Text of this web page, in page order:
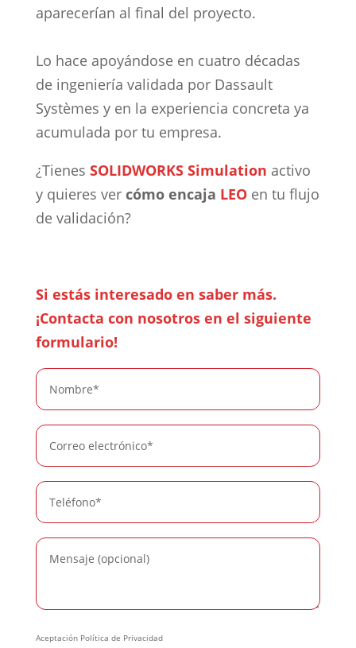
aparecerían al final del proyecto.
Lo hace apoyándose en cuatro décadas
de ingeniería validada por Dassault
Systèmes y en la experiencia concreta ya
acumulada por tu empresa.
¿Tienes SOLIDWORKS Simulation activo
y quieres ver cómo encaja LEOen tu flujo
de validación?
Si estás interesado en saber más.
¡Contacta con nosotros en el siguiente
formulario!
Aceptación Política de Privacidad